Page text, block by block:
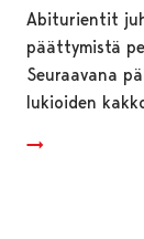
Abiturientit
päättymistä
Seuraavana
lukioiden